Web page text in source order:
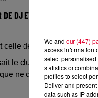
DJ ET D’AUTRES
celle des DJs qui
le club et le musée.
ne devait pas sortir de
We and our (447)
access information
select personalised
statistics or
profiles to select
Deliver and
data such as IP